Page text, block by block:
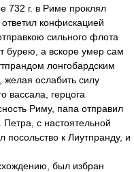
732 г. в Риме проклял
конфискацией
сильного флота
бурею, а вскоре умер сам
лонгобардским
желая ослабить силу
вассала, герцога
Риму, папа отправил
с настоятельной
к Лиутпранду, и
был избран